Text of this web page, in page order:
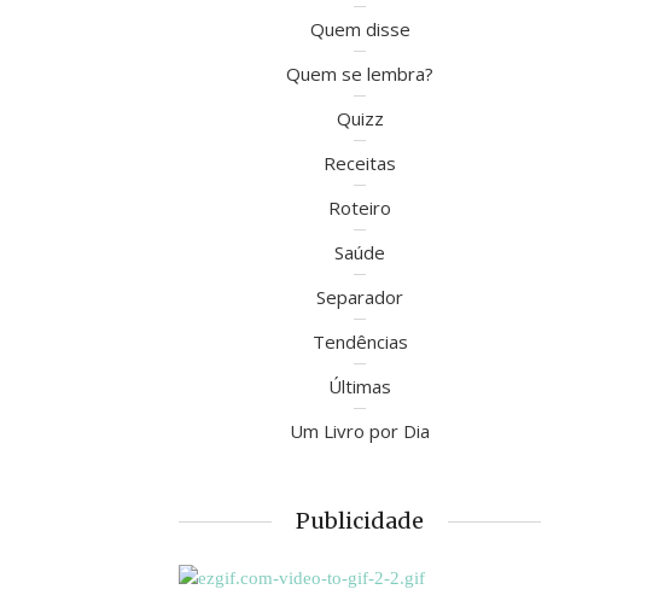
Quem disse
Quem se lembra?
Quizz
Receitas
Roteiro
Saúde
Separador
Tendências
Últimas
Um Livro por Dia
Publicidade